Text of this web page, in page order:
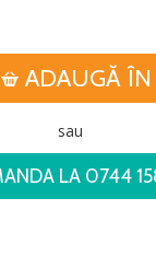
ADAUGĂ ÎN
sau
LA 0744